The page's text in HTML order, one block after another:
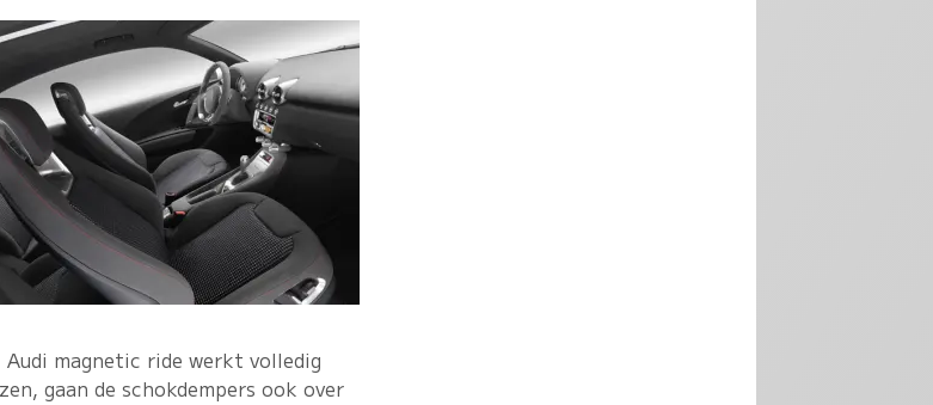
magnetic ride werkt volledig
gaan de schokdempers ook over